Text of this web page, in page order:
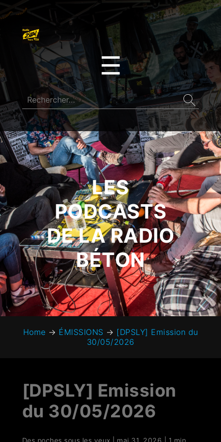
☰
LES
PODCASTS
DE LA RADIO
BÉTON
Home → ÉMISSIONS → [DPSLY] Emission du
30/05/2026
[DPSLY] Emission
du 30/05/2026